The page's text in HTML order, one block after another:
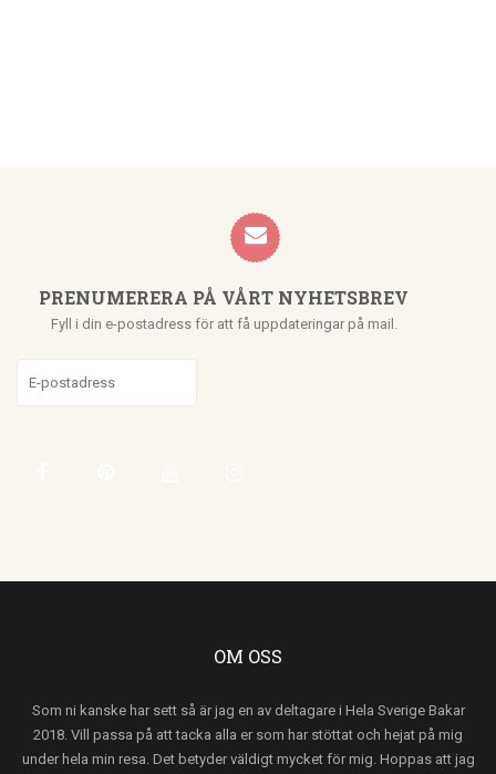
PRENUMERERA PÅ VÅRT NYHETSBREV
Fyll i din e-postadress för att få uppdateringar på mail.
OM OSS
Som ni kanske har sett så är jag en av deltagare i Hela Sverige Bakar
2018. Vill passa på att tacka alla er som har stöttat och hejat på mig
under hela min resa. Det betyder väldigt mycket för mig. Hoppas att jag